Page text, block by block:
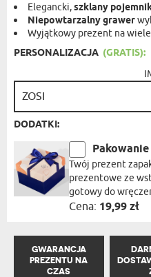
Elegancki,szklany
Niepowtarzalny grawer
Wyjątkowy prezent na
PERSONALIZACJA (GRATIS):
DODATKI:
Twój prezent
prezentowe ze
gotowy do
Cena: 19,99 zł
GWARANCJA
PREZENTU NA
CZAS